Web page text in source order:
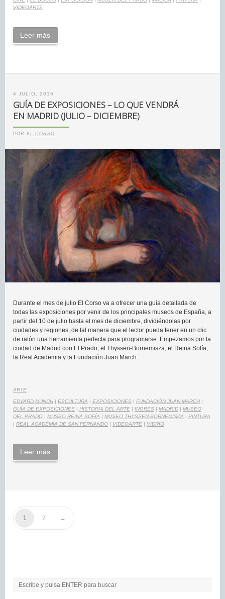
VIDEOARTE
Leer más
4 JULIO, 2015
GUÍA DE EXPOSICIONES – LO QUE VENDRÁ
EN MADRID (JULIO – DICIEMBRE)
POR EL CORSO
Durante el mes de julio El Corso va a ofrecer una guía detallada de
todas las exposiciones por venir de los principales museos de España, a
partir del 10 de julio hasta el mes de diciembre, dividiéndolas por
ciudades y regiones, de tal manera que el lector pueda tener en un clic
de ratón una herramienta perfecta para programarse. Empezamos por la
ciudad de Madrid con El Prado, el Thyssen-Bornemisza, el Reina Sofía,
la Real Academia y la Fundación Juan March.
ARTE
EDVARD MUNCH | ESCULTURA | EXPOSICIONES | FUNDACIÓN JUAN MARCH |
GUÍA DE EXPOSICIONES | HISTORIA DEL ARTE | INGRES | MADRID | MUSEO
DEL PRADO | MUSEO REINA SOFÍA | MUSEO THYSSEN-BORNEMISZA | PINTURA
| REAL ACADEMIA DE SAN FERNANDO | VIDEOARTE | VIDRIO
Leer más
1 2